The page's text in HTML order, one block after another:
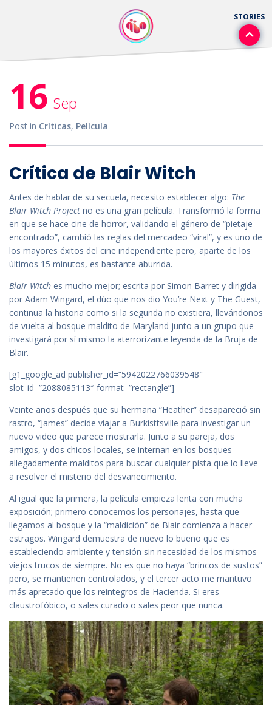
16 Sep
Post in Críticas, Película
Crítica de Blair Witch
Antes de hablar de su secuela, necesito establecer algo: The
Blair Witch Project no es una gran película. Transformó la forma
en que se hace cine de horror, validando el género de “pietaje
encontrado”, cambió las reglas del mercadeo “viral”, y es uno de
los mayores éxitos del cine independiente pero, aparte de los
últimos 15 minutos, es bastante aburrida.
Blair Witch es mucho mejor; escrita por Simon Barret y dirigida
por Adam Wingard, el dúo que nos dio You’re Next y The Guest,
continua la historia como si la segunda no existiera, llevándonos
de vuelta al bosque maldito de Maryland junto a un grupo que
investigará por sí mismo la aterrorizante leyenda de la Bruja de
Blair.
[g1_google_ad publisher_id=”5942022766039548″
slot_id=”2088085113″ format=”rectangle”]
Veinte años después que su hermana “Heather” desapareció sin
rastro, “James” decide viajar a Burkisttsville para investigar un
nuevo video que parece mostrarla. Junto a su pareja, dos
amigos, y dos chicos locales, se internan en los bosques
allegadamente malditos para buscar cualquier pista que lo lleve
a resolver el misterio del desvanecimiento.
Al igual que la primera, la película empieza lenta con mucha
exposición; primero conocemos los personajes, hasta que
llegamos al bosque y la “maldición” de Blair comienza a hacer
estragos. Wingard demuestra de nuevo lo bueno que es
estableciendo ambiente y tensión sin necesidad de los mismos
viejos trucos de siempre. No es que no haya “brincos de sustos”
pero, se mantienen controlados, y el tercer acto me mantuvo
más apretado que los reintegros de Hacienda. Si eres
claustrofóbico, o sales curado o sales peor que nunca.